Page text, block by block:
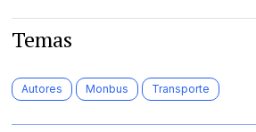
Temas
Autores Monbus Transporte